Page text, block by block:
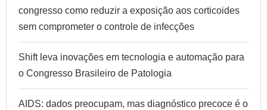
congresso como reduzir a exposição aos corticoides
sem comprometer o controle de infecções
Shift leva inovações em tecnologia e automação para
o Congresso Brasileiro de Patologia
AIDS: dados preocupam, mas diagnóstico precoce é o